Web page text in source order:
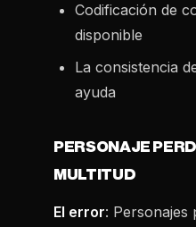
Codificación de
disponible
La consistencia
ayuda
PERSONAJE
MULTITUD
El error: Personajes